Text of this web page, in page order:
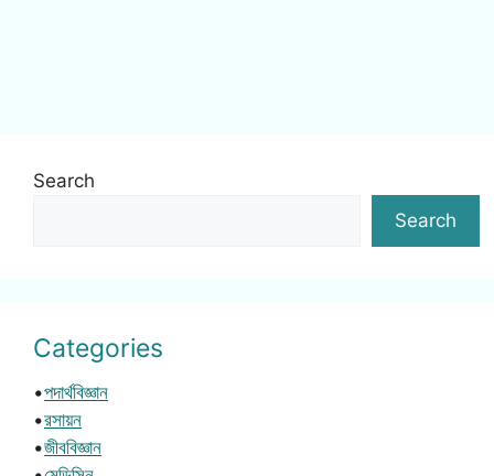
Search
Search
Categories
•পদার্থবিজ্ঞান
•রসায়ন
•জীববিজ্ঞান